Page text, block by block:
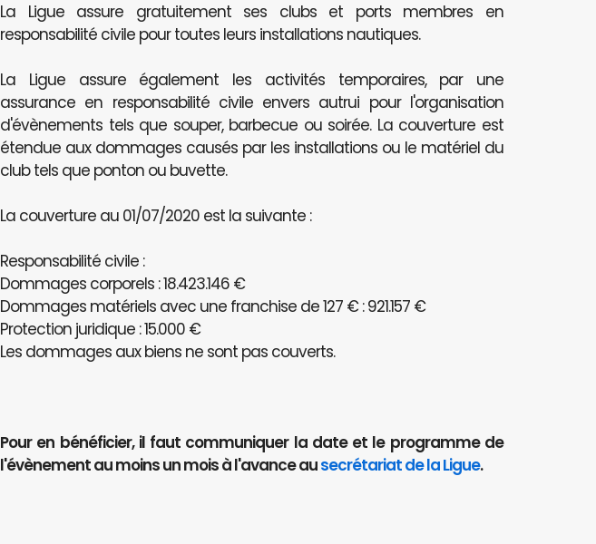
La Ligue assure gratuitement ses clubs et ports membres en
responsabilité civile pour toutes leurs installations nautiques.
La Ligue assure également les activités temporaires, par une
assurance en responsabilité civile envers autrui pour l'organisation
d'évènements tels que souper, barbecue ou soirée. La couverture est
étendue aux dommages causés par les installations ou le matériel du
club tels que ponton ou buvette.
La couverture au 01/07/2020 est la suivante :
Responsabilité civile :
Dommages corporels : 18.423.146 €
Dommages matériels avec une franchise de 127 € : 921.157 €
Protection juridique : 15.000 €
Les dommages aux biens ne sont pas couverts.
Pour en bénéficier, il faut communiquer la date et le programme de
l'évènement au moins un mois à l'avance ausecrétariat de la Ligue.